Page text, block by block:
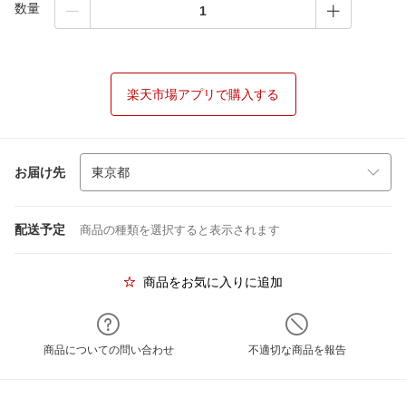
数量
楽天市場アプリで購入する
お届け先
配送予定 商品の種類を選択すると表示されます
商品をお気に入りに追加
商品についての問い合わせ 不適切な商品を報告